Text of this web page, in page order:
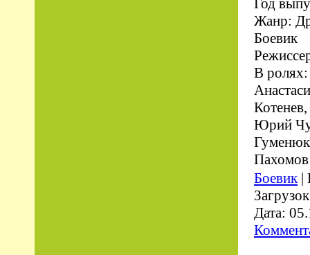
Год
Жанр:
Боевик
В
Юрий
Пахомов
Боевик|
Дата: